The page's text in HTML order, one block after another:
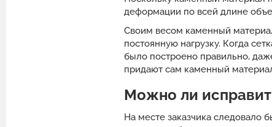
деформации по всей длине
Своим весом каменный
постоянную нагрузку. Когда
было построено правильно,
придают сам каменный
Можно ли
На месте заказчика следовало